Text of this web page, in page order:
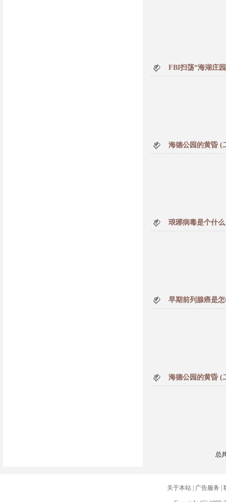
FBI扫荡“海湖庄
海德公园的黄昏 (
琅琊病毒是个什
早期前列腺癌是
海德公园的黄昏 (
总
关于本站| 广告服务